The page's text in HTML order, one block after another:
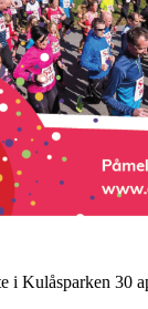
i Kulåsparken 30